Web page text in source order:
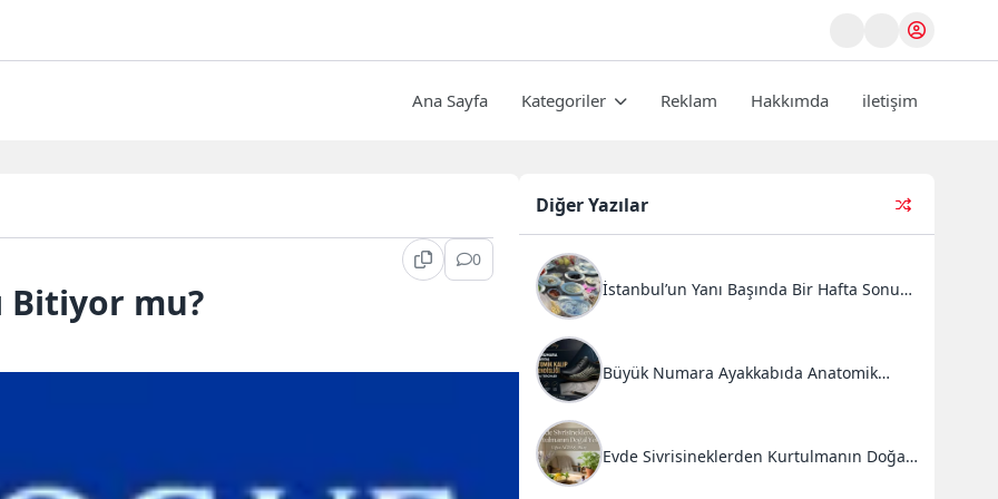
Ana Sayfa Kategoriler Reklam Hakkımda iletişim
0
Bitiyor mu?
Diğer Yazılar
İstanbul’un Yanı Başında Bir Hafta Sonu
Büyük Numara Ayakkabıda Anatomik
Evde Sivrisineklerden Kurtulmanın Doğal